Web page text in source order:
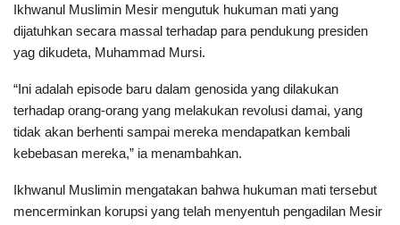
Ikhwanul Muslimin Mesir mengutuk hukuman mati yang
dijatuhkan secara massal terhadap para pendukung presiden
yag dikudeta, Muhammad Mursi.
“Ini adalah episode baru dalam genosida yang dilakukan
terhadap orang-orang yang melakukan revolusi damai, yang
tidak akan berhenti sampai mereka mendapatkan kembali
kebebasan mereka,” ia menambahkan.
Ikhwanul Muslimin mengatakan bahwa hukuman mati tersebut
mencerminkan korupsi yang telah menyentuh pengadilan Mesir